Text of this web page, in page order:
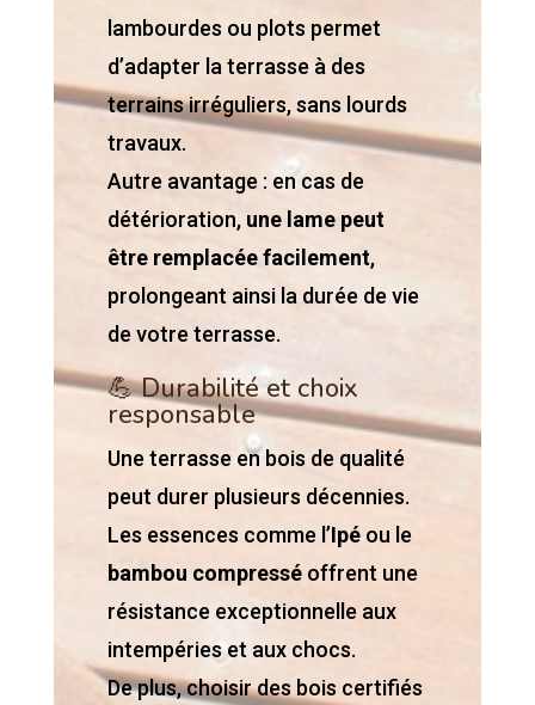
lambourdes ou plots permet
d’adapter la terrasse à des
terrains irréguliers, sans lourds
travaux.
Autre avantage : en cas de
détérioration, une lame peut
être remplacée facilement,
prolongeant ainsi la durée de vie
de votre terrasse.
💪 Durabilité et choix
responsable
Une terrasse en bois de qualité
peut durer plusieurs décennies.
Les essences comme l’Ipéou le
bambou compresséoffrent une
résistance exceptionnelle aux
intempéries et aux chocs.
De plus, choisir des bois certifiés